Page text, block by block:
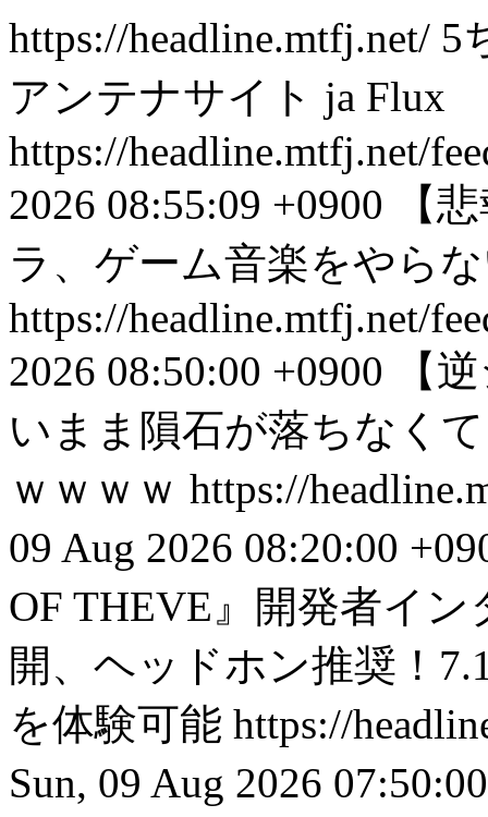
https://headline.mtfj.net/ 5
アンテナサイト ja Flux
https://headline.mtfj.net/
2026 08:55:09 +0900
【
ラ、ゲーム音楽をやら
https://headline.mtfj.net/
2026 08:50:00 +0900
【
いまま隕石が落ちなく
ｗｗｗｗ https://
09 Aug 2026 08:20:00
OF THEVE』開発者イ
開、ヘッドホン推奨！
を体験可能 https://
Sun, 09 Aug 2026